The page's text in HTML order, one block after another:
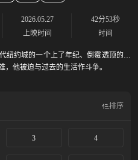
2026.05.27
上映时间
42分53秒
时间
纽约城的一个上了年纪、倒霉透顶的私
他被迫与过去的生活作斗争。
排序
3 4